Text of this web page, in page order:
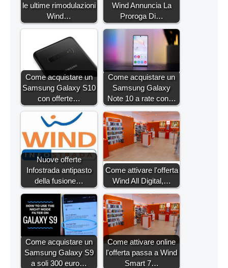
le ultime rimodulazioni
Wind…
Wind Annuncia La
Proroga Di…
Come acquistare un
Samsung Galaxy S10
con offerte…
Come acquistare un
Samsung Galaxy
Note 10 a rate con…
Nuove offerte
Infostrada antipasto
della fusione…
Come attivare l'offerta
Wind All Digital,…
Come acquistare un
Samsung Galaxy S9
a soli 300 euro…
Come attivare online
l'offerta passa a Wind
Smart 7…